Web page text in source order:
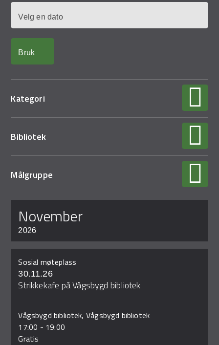
Kategori
Bibliotek
Målgruppe
november
2026
Sosial møteplass
30.11.26
Strikkekafe på Vågsbygd bibliotek
Vågsbygd bibliotek, Vågsbygd bibliotek
17:00 - 19:00
Gratis